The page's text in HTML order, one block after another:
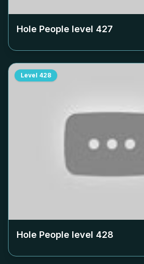
Hole People level 427
Level 428
Hole People level 428